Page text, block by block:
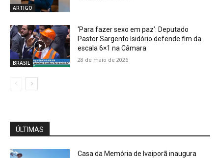
ARTIGO
BRASIL
‘Para fazer sexo em paz’: Deputado
Pastor Sargento Isidório defende fim da
escala 6×1 na Câmara
28 de maio de 2026
ÚLTIMAS
Casa da Memória de Ivaiporã inaugura